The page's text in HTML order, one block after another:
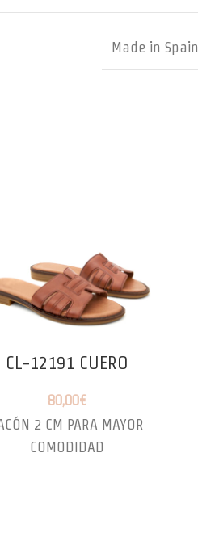
Made in Spain
CL-12191 CUERO
80,00€
2 CM PARA MAYOR
COMODIDAD